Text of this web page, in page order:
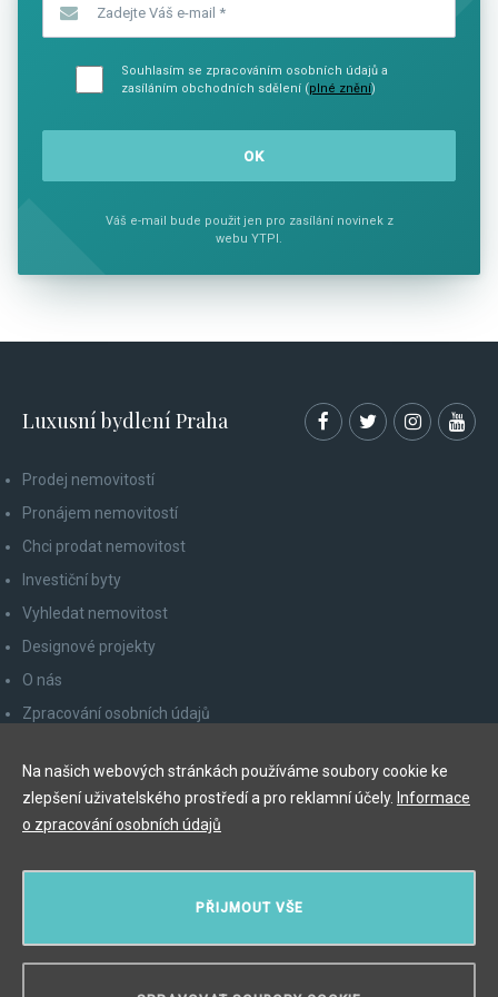
Souhlasím se zpracováním osobních údajů a
zasíláním obchodních sdělení (plné znění)
Váš e-mail bude použit jen pro zasílání novinek z
webu YTPI.
Luxusní bydlení Praha
Prodej nemovitostí
Pronájem nemovitostí
Chci prodat nemovitost
Investiční byty
Vyhledat nemovitost
Designové projekty
O nás
Zpracování osobních údajů
Odhlášení z newsletteru
Myslíková 245/3, 110 00 Praha 1
PŘIJMOUT VŠE
Na našich webových stránkách používáme soubory cookie ke
zlepšení uživatelského prostředí a pro reklamní účely. Informace
o zpracování osobních údajů